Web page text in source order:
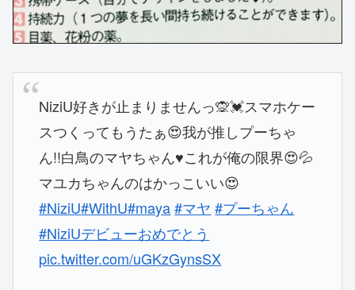
NiziU好きが止まりませんっ🙊💓スマホケー
スつくってもうたぁ😍我が推しプーちゃ
ん!!白鳥のマヤちゃん♥これが俺の限界😍💦
マユカちゃんのはかっこいい😍
#NiziU#WithU#maya #マヤ #プーちゃん
#NiziUデビューおめでとう
pic.twitter.com/uGKzGynsSX